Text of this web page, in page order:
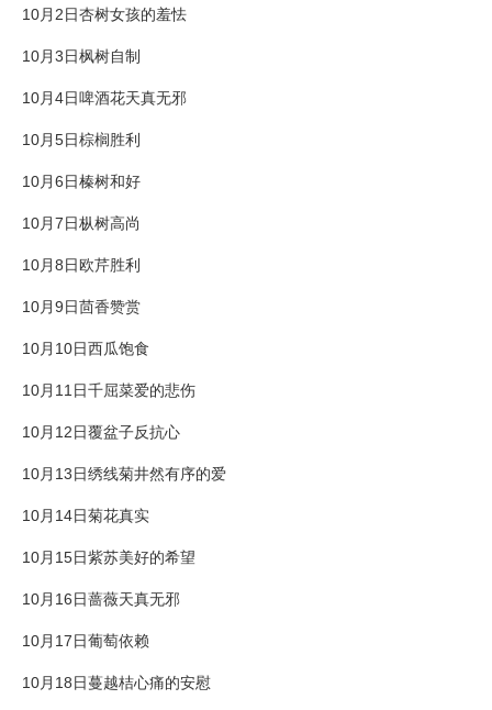
10月2日杏树女孩的羞怯
10月3日枫树自制
10月4日啤酒花天真无邪
10月5日棕榈胜利
10月6日榛树和好
10月7日枞树高尚
10月8日欧芹胜利
10月9日茴香赞赏
10月10日西瓜饱食
10月11日千屈菜爱的悲伤
10月12日覆盆子反抗心
10月13日绣线菊井然有序的爱
10月14日菊花真实
10月15日紫苏美好的希望
10月16日蔷薇天真无邪
10月17日葡萄依赖
10月18日蔓越桔心痛的安慰